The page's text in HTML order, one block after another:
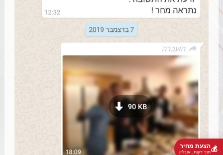
💰הצעת מחיר
תוך דקות, אונליין